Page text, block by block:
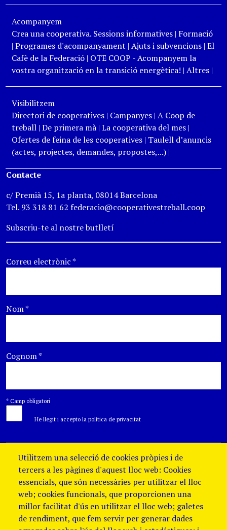
Acompanyem
Crea una cooperativa. Sessions informatives| Formació
| Programes d'acompanyament | Ajuts i subvencions| El
Cafè de la Federació| OTE COOP - Acompanyem la
vostra organització en la transició energètica! | Altres|
Visibilitzem
Directori de cooperatives| Campanyes| A Coop de
treball| De primera mà| La cooperativa del mes|
Ofertes de feina de les cooperatives| Taulell d’anuncis
(actes, projectes, demandes, propostes,...)|
Contacte
c/ Premià 15, 1a planta, 08014 Barcelona
Tel. 93 318 81 62 federacio@cooperativestreball.coop
Subscriu-te al nostre butlletí
Correu electrònic*
Nom*
Cognom*
* Camp obligatori
He llegit i accepto la política de privacitat
Utilitzem una selecció de cookies pròpies i de
tercers a les pàgines d'aquest lloc web: Cookies
essencials, que són necessàries per utilitzar el lloc
web; cookies funcionals, que proporcionen una
millor facilitat d'ús en utilitzar el lloc web; galetes
de rendiment, que fem servir per generar dades